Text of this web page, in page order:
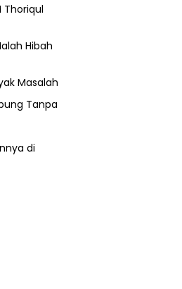
Thoriqul
Hibah
Masalah
Tanpa
di